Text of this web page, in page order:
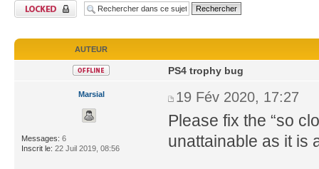
AUTEUR
Marsial
Messages: 6
Inscrit le: 22 Juil 2019, 08:56
PS4 trophy bug
19 Fév 2020, 17:27
Please fix the “so
unattainable as it is